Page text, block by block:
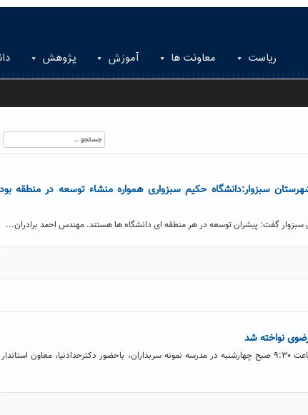
ریاست معاونت ها آموزش پژوهش
جستجو
برای:
شهرستان سبزوار:دانشگاه حکیم سبزواری همواره منشاء توسعه در منطقه
سبزوار گفت: پیشران توسعه در هر منطقه ای دانشگاه ها هستند. مهندس احمد برادران...
نواخته شد
مراسم رسمی نواختن زنگ سربداران ساعت ۹:۳۰ صبح چهارشنبه در مدرسه نمونه سربداران، باحضور دکترحدادنیا، معاون